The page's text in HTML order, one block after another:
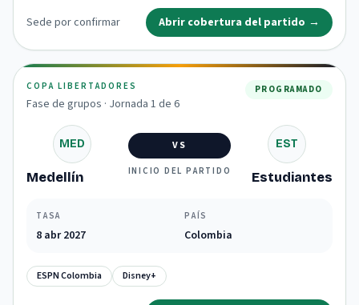
Sede por confirmar Abrir cobertura del partido →
COPA LIBERTADORES
Fase de grupos · Jornada 1 de 6
PROGRAMADO
MED
Medellín
VS
INICIO DEL PARTIDO
EST
Estudiantes
TASA
8 abr 2027
PAÍS
Colombia
ESPN Colombia Disney+